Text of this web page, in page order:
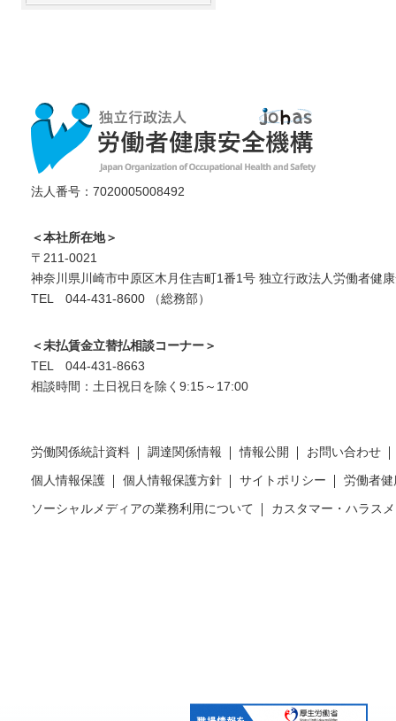
法人番号：7020005008492
＜本社所在地＞
〒211-0021
神奈川県川崎市中原区木月住吉町1番1号 独立行政法人労働者健
TEL 044-431-8600 （総務部）
＜未払賃金立替払相談コーナー＞
TEL 044-431-8663
相談時間：土日祝日を除く9:15～17:00
労働関係統計資料 調達関係情報 情報公開
お問い合わせ
個人情報保護
個人情報保護方針 サイトポリシー
労働者
ソーシャルメディアの業務利用について
カスタマー・ハラス